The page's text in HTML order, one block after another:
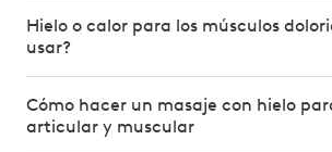
Hielo o calor para los músculos
usar?
Cómo hacer un masaje con hielo
articular y muscular